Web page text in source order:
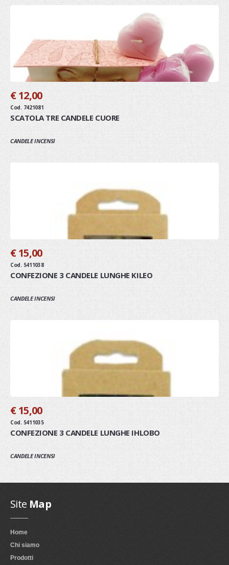
€ 12,00
Cod. 7421081
SCATOLA TRE CANDELE CUORE
CANDELE INCENSI
€ 15,00
Cod. 5411038
CONFEZIONE 3 CANDELE LUNGHE KILEO
CANDELE INCENSI
€ 15,00
Cod. 5411035
CONFEZIONE 3 CANDELE LUNGHE IHLOBO
CANDELE INCENSI
Site Map
Home
Chi siamo
Prodotti